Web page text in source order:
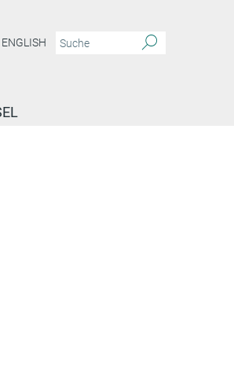
ENGLISH